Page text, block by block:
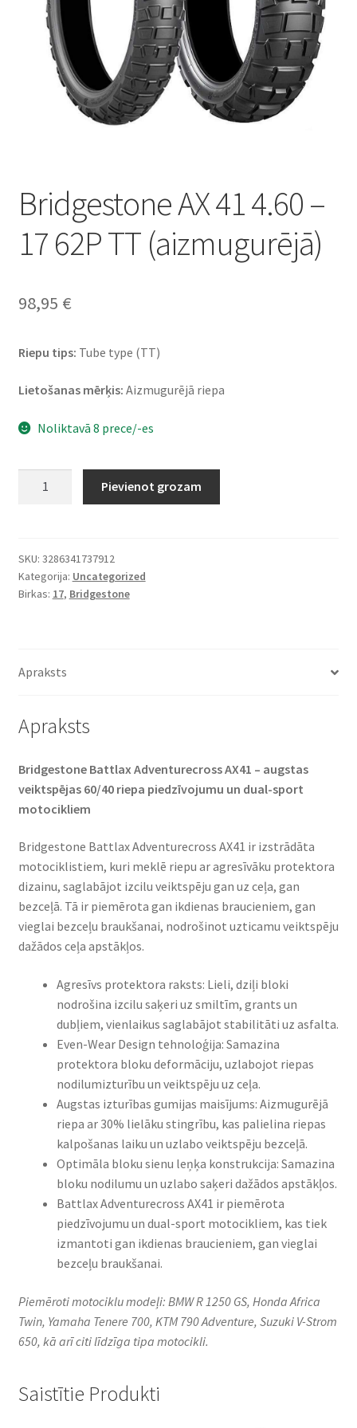
Bridgestone AX 41 4.60 –
17 62P TT (aizmugurējā)
98,95 €
Riepu tips: Tube type (TT)
Lietošanas mērķis: Aizmugurējā riepa
Noliktavā 8 prece/-es
-
17
62P
Pievienot grozam
SKU: 3286341737912
Kategorija: Uncategorized
Birkas: 17, Bridgestone
Apraksts
Apraksts
Bridgestone Battlax Adventurecross AX41 – augstas
veiktspējas 60/40 riepa piedzīvojumu un dual-sport
motocikliem​
Bridgestone Battlax Adventurecross AX41 ir izstrādāta
motociklistiem, kuri meklē riepu ar agresīvāku protektora
dizainu, saglabājot izcilu veiktspēju gan uz ceļa, gan
bezceļā. Tā ir piemērota gan ikdienas braucieniem, gan
vieglai bezceļu braukšanai, nodrošinot uzticamu veiktspēju
dažādos ceļa apstākļos.​
Agresīvs protektora raksts: Lieli, dziļi bloki
nodrošina izcilu saķeri uz smiltīm, grants un
dubļiem, vienlaikus saglabājot stabilitāti uz asfalta.​
Even-Wear Design tehnoloģija: Samazina
protektora bloku deformāciju, uzlabojot riepas
nodilumizturību un veiktspēju uz ceļa.​
Augstas izturības gumijas maisījums: Aizmugurējā
riepa ar 30% lielāku stingrību, kas palielina riepas
kalpošanas laiku un uzlabo veiktspēju bezceļā.​
Optimāla bloku sienu leņķa konstrukcija: Samazina
bloku nodilumu un uzlabo saķeri dažādos apstākļos.​
Battlax Adventurecross AX41 ir piemērota
piedzīvojumu un dual-sport motocikliem, kas tiek
izmantoti gan ikdienas braucieniem, gan vieglai
bezceļu braukšanai.
Piemēroti motociklu modeļi: BMW R 1250 GS, Honda Africa
Twin, Yamaha Tenere 700, KTM 790 Adventure, Suzuki V-Strom
650, kā arī citi līdzīga tipa motocikli.​
Saistītie Produkti